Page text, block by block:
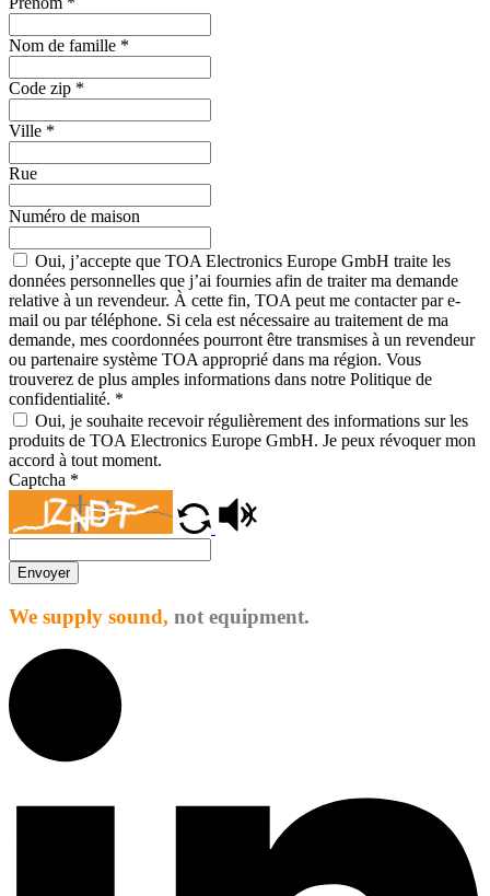
Nom de famille *
Code zip *
Ville *
Rue
Numéro de maison
Oui, j’accepte que TOA Electronics Europe GmbH traite les
données personnelles que j’ai fournies afin de traiter ma demande
relative à un revendeur. À cette fin, TOA peut me contacter par e-
mail ou par téléphone. Si cela est nécessaire au traitement de ma
demande, mes coordonnées pourront être transmises à un revendeur
ou partenaire système TOA approprié dans ma région. Vous
trouverez de plus amples informations dans notre Politique de
confidentialité. *
Oui, je souhaite recevoir régulièrement des informations sur les
produits de TOA Electronics Europe GmbH. Je peux révoquer mon
accord à tout moment.
Captcha *
Envoyer
We supply sound, not equipment.